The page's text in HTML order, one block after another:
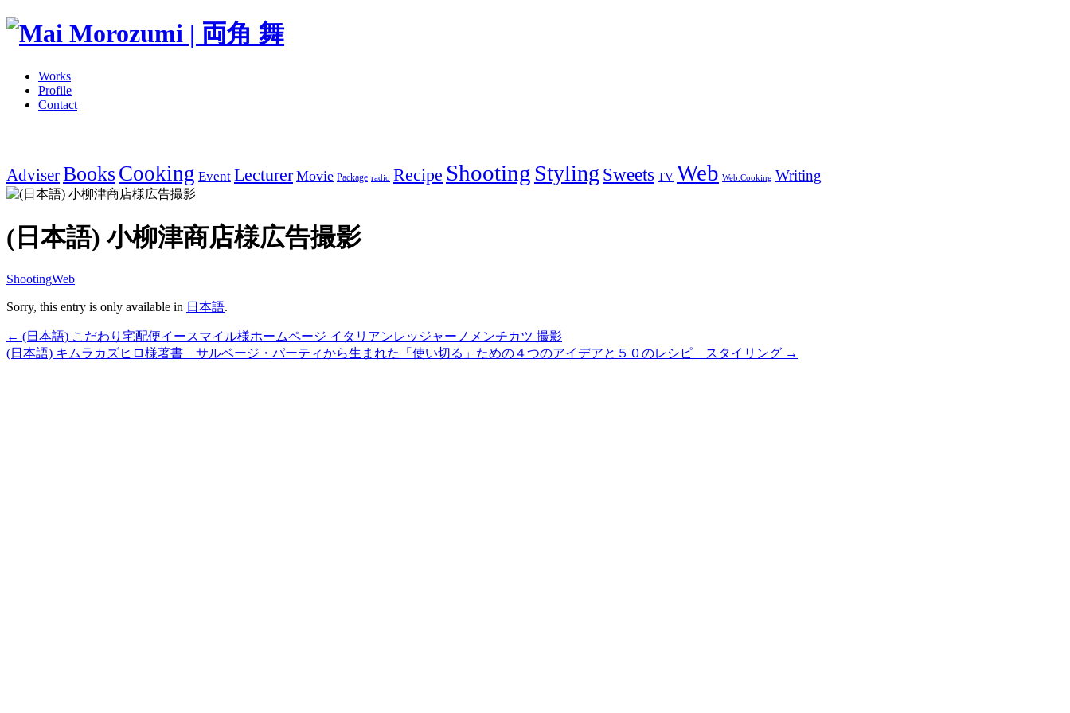
Works
Profile
Contact
AdviserBooksCooking Event Lecturer Movie Package radio Recipe ShootingStyling Sweets TV Web Web.Cooking Writing
(日本語) 小柳津商店様広告撮影
ShootingWeb
Sorry, this entry is only available in 日本語.
← (日本語) こだわり宅配便イースマイル様ホームページ イタリアンレッジャーノメンチカツ 撮影
(日本語) キムラカズヒロ様著書 サルベージ・パーティから生まれた「使い切る」ための４つのアイデアと５０のレシピ スタイリング →